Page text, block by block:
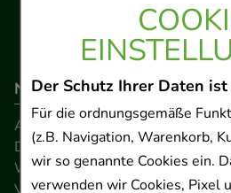
Der Schutz Ihrer Daten
Für die ordnungsgemäße
(z.B. Navigation, Warenkorb,
wir so genannte Cookies ein.
verwenden wir Cookies, Pixel
Navigation
AGB
Datenschutz
Widerrufsrecht